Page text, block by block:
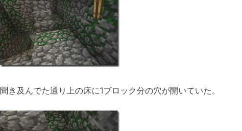
聞き及んでた通り上の床に1ブロック分の穴が開いていた。